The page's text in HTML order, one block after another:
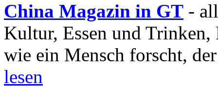
China Magazin in GT -
Kultur, Essen und
wie ein Mensch forscht,
lesen